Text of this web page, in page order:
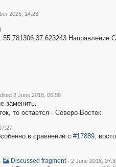
2025, 14:23
Направление
2 June 2018, 06:58
заменить.
то остается - Северо-Восток
в сравнении с #17889,
· Discussed fragment · 2 June 2018,